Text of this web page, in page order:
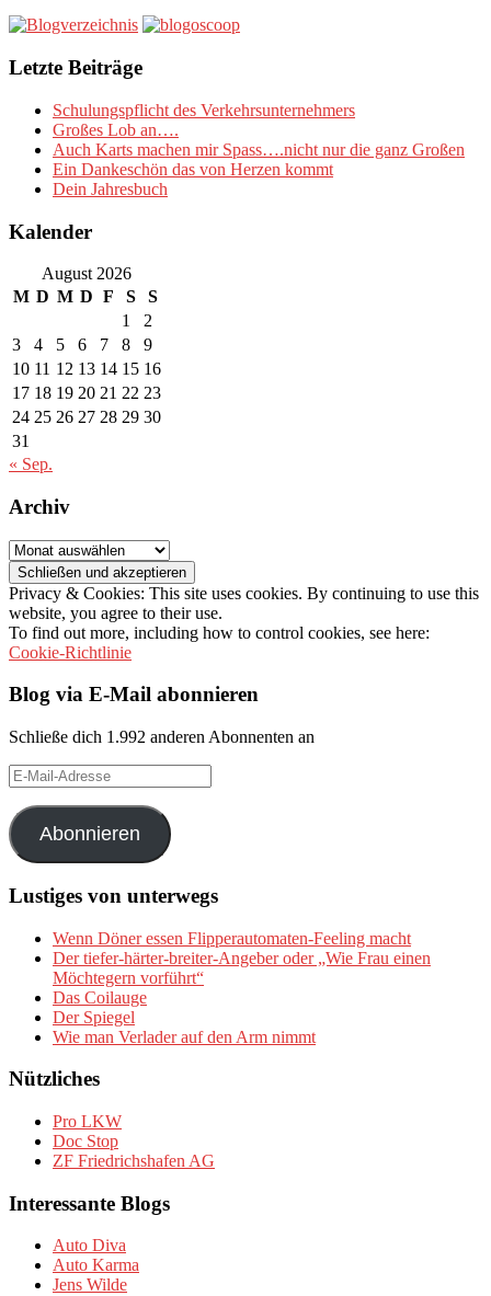
Letzte Beiträge
Schulungspflicht des Verkehrsunternehmers
Großes Lob an….
Auch Karts machen mir Spass….nicht nur die ganz Großen
Ein Dankeschön das von Herzen kommt
Dein Jahresbuch
Kalender
August 2026
M D M D F S
S
1
2
3
4 5 6 7 8
9
10 11 12 13 14 15 16
17 18 19 20 21 22 23
24 25 26 27 28 29 30
31
« Sep.
Archiv
Archiv
Privacy & Cookies: This site uses cookies. By continuing to use this
website, you agree to their use.
To find out more, including how to control cookies, see here:
Cookie-Richtlinie
Blog via E-Mail abonnieren
Schließe dich 1.992 anderen Abonnenten an
E-
Mail-
Adresse
Abonnieren
Lustiges von unterwegs
Wenn Döner essen Flipperautomaten-Feeling macht
Der tiefer-härter-breiter-Angeber oder „Wie Frau einen
Möchtegern vorführt“
Das Coilauge
Der Spiegel
Wie man Verlader auf den Arm nimmt
Nützliches
Pro LKW
Doc Stop
ZF Friedrichshafen AG
Interessante Blogs
Auto Diva
Auto Karma
Jens Wilde